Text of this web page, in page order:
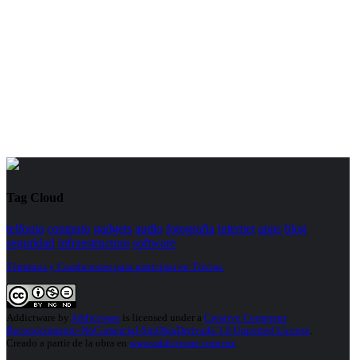
Tag Cloud
telfonia computo gadgets audio fotografia internet apps blog
seguridad infraestructura software
Términos y Condiciones para participar en Trivias.
Addictware by Addictware is licensed under a Creative Commons
Reconocimiento-NoComercial-SinObraDerivada 3.0 Unported License
Creado a partir de la obra en www.addictware.com.mx